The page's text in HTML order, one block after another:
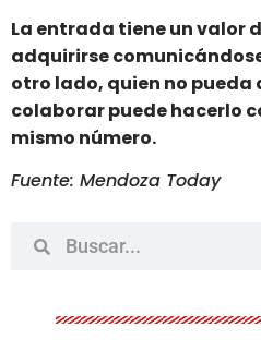
La entrada tiene un valor
adquirirse comunicándose
otro lado, quien no pueda
colaborar puede hacerlo
mismo número.
Fuente: Mendoza Today